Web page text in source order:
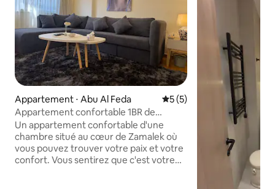
Appartement ⋅ Abu Al Feda Évaluation moyenne sur
5 (5)
Appartement confortable 1BR de
Zamalek
Un appartement confortable d'une
chambre situé au cœur de Zamalek où
vous pouvez trouver votre paix et votre
confort. Vous sentirez que c'est votre